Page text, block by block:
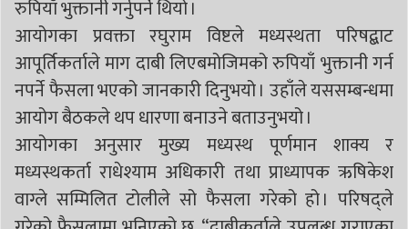
रुपियाँ भुक्तानी गर्नुपर्ने थियो ।
आयोगका प्रवक्ता रघुराम विष्टले मध्यस्थता परिषद्बाट
आपूर्तिकर्ताले माग दाबी लिएबमोजिमको रुपियाँ भुक्तानी गर्न
नपर्ने फैसला भएको जानकारी दिनुभयो । उहाँले यससम्बन्धमा
आयोग बैठकले थप धारणा बनाउने बताउनुभयो ।
आयोगका अनुसार मुख्य मध्यस्थ पूर्णमान शाक्य र
मध्यस्थकर्ता राधेश्याम अधिकारी तथा प्राध्यापक ऋषिकेश
वाग्ले सम्मिलित टोलीले सो फैसला गरेको हो । परिषद्ले